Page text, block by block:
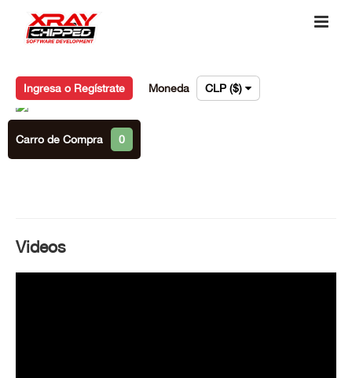
Ingresa o Regístrate Moneda CLP ($)
Carro de Compra 0
Videos